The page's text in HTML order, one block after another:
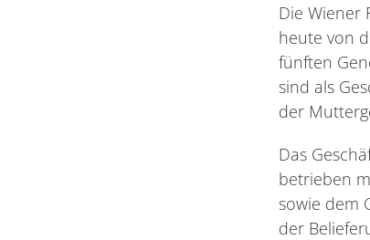
Die Wiener
heute von
fünften
sind als
der
Das
betrieben
sowie dem
der